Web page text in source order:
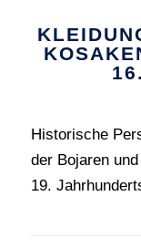
Historische
der Bojaren
19.